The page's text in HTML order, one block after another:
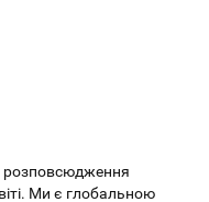
розповсюдження
Ми є глобальною